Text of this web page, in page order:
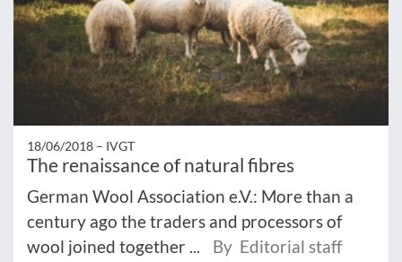
18/06/2018 – IVGT
The renaissance of natural fibres
German Wool Association e.V.: More than a
century ago the traders and processors of
wool joined together ...
By Editorial staff